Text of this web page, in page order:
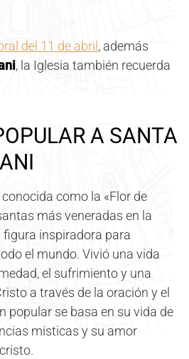
del 11 de abril , además
, la Iglesia también recuerda
A SANTA
como la «Flor de
más veneradas en la
inspiradora para
el mundo. Vivió una vida
el sufrimiento y una
a través de la oración y el
popular se basa en su vida de
místicas y su amor